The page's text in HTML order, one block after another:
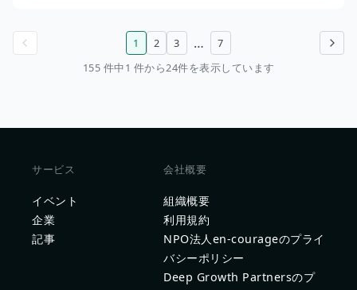
次のページ
1 2 3 …
7
155 件中1 件から24件を表示しています
サービス
イベント
企業
記事
会社概要
組織概要
利用規約
NPO法人en-courageのプライ
バシーポリシー
Deep Growth Partnersのプ